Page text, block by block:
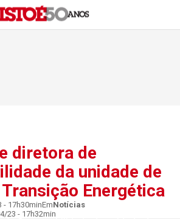
diretora de
da unidade de
Energética
- 17h30minEmNotícias
23 - 17h32min